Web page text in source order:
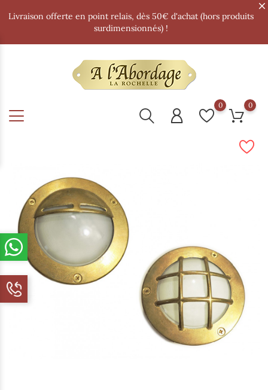
Livraison offerte en point relais, dès 50€ d'achat (hors produits
surdimensionnés) !
0 0